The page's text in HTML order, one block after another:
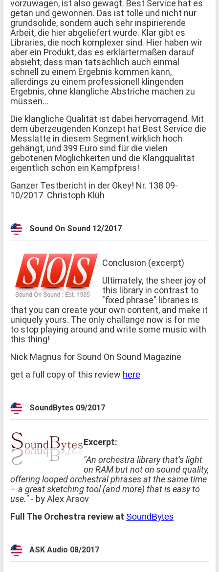
vorzuwagen, ist also gewagt. Best Service hat es
getan und gewonnen. Das ist tolle und nicht nur
grundsolide, sondern auch sehr inspirierende
Arbeit, die hier abgeliefert wurde. Klar gibt es
Libraries, die noch komplexer sind. Hier haben wir
aber ein Produkt, das es erklärtermaßen darauf
absieht, dass man tatsächlich auch einmal
schnell zu einem Ergebnis kommen kann,
allerdings zu einem professionell klingenden
Ergebnis, ohne klangliche Abstriche machen zu
müssen...
Die klangliche Qualität ist dabei hervorragend. Mit
dem überzeugenden Konzept hat Best Service die
Messlatte in diesem Segment wirklich hoch
gehängt, und 399 Euro sind für die vielen
gebotenen Möglichkeiten und die Klangqualität
eigentlich schon ein Kampfpreis!
Ganzer Testbericht in der Okey! Nr. 138 09-
10/2017 Christoph Klüh
Sound On Sound 12/2017
Conclusion (excerpt)
Ultimately, the sheer joy of
this library in contrast to
"fixed phrase" libraries is
that you can create your own content, and make it
uniquely yours. The only challange now is for me
to stop playing around and write some music with
this thing!
Nick Magnus for Sound On Sound Magazine
get a full copy of this review here
SoundBytes 09/2017
Excerpt:
"An orchestra library that’s light
on RAM but not on sound quality,
offering looped orchestral phrases at the same time
– a great sketching tool (and more) that is easy to
use." - by Alex Arsov
Full The Orchestra review at SoundBytes
ASK Audio 08/2017